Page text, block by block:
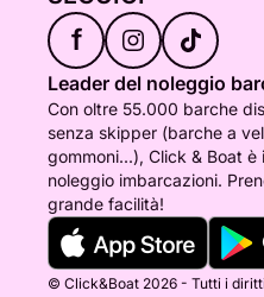
f
Leader del noleggio
Con oltre 55.000 barche
senza skipper (barche a
gommoni...), Click & Boat è
noleggio imbarcazioni.
grande facilità!
© Click&Boat 2026 - Tutti i